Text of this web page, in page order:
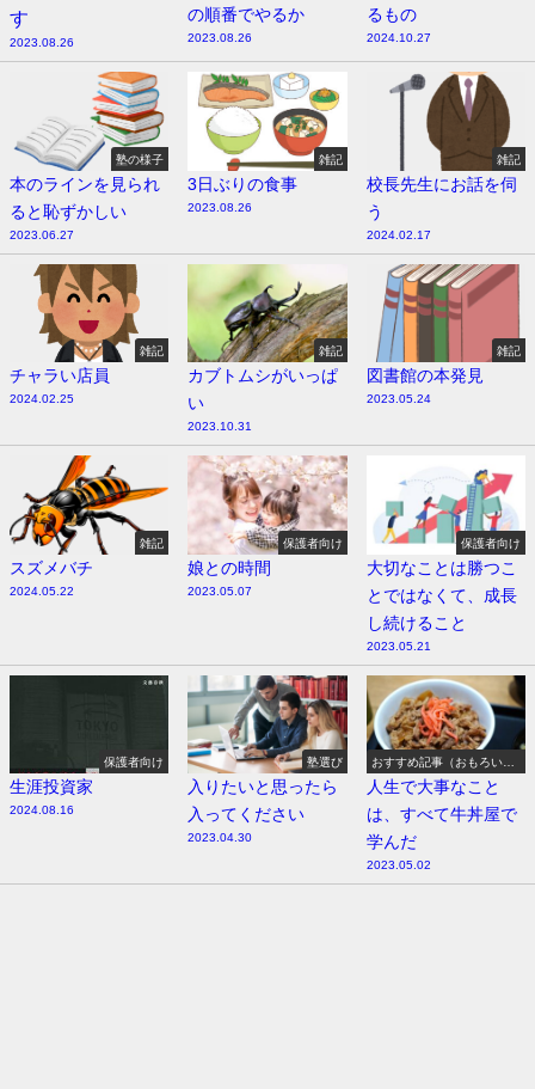
す
2023.08.26
の順番でやるか
2023.08.26
るもの
2024.10.27
塾の様子
本のラインを見られ
ると恥ずかしい
2023.06.27
雑記
3日ぶりの食事
2023.08.26
雑記
校長先生にお話を伺
う
2024.02.17
雑記
チャラい店員
2024.02.25
雑記
カブトムシがいっぱ
い
2023.10.31
雑記
図書館の本発見
2023.05.24
雑記
スズメバチ
2024.05.22
保護者向け
娘との時間
2023.05.07
保護者向け
大切なことは勝つこ
とではなくて、成長
し続けること
2023.05.21
保護者向け
生涯投資家
2024.08.16
塾選び
入りたいと思ったら
入ってください
2023.04.30
おすすめ記事（おもろい
よ）
人生で大事なこと
は、すべて牛丼屋で
学んだ
2023.05.02